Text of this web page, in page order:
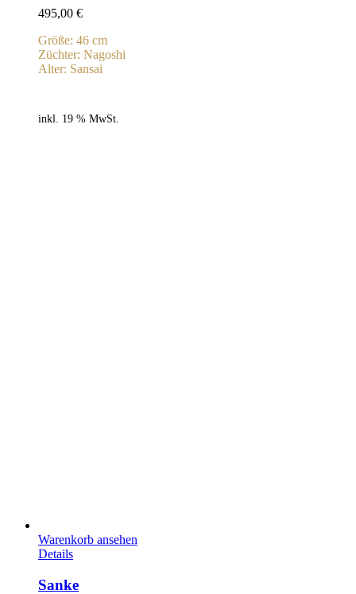
495,00 €
Größe: 46 cm
Züchter: Nagoshi
Alter: Sansai
inkl. 19 % MwSt.
Warenkorb ansehen
Details
Sanke